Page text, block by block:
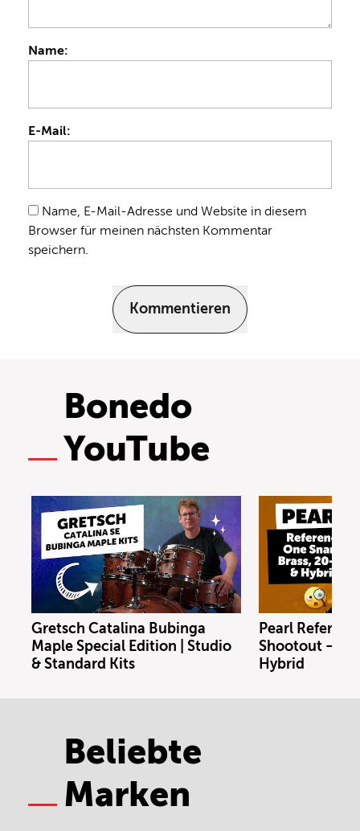
Name:
E-Mail:
Name, E-Mail-Adresse und Website in diesem
Browser für meinen nächsten Kommentar
speichern.
Kommentieren
Bonedo
YouTube
Gretsch Catalina Bubinga
Maple Special Edition | Studio
& Standard Kits
Pearl
Shootout –
Hybrid
Beliebte
Marken